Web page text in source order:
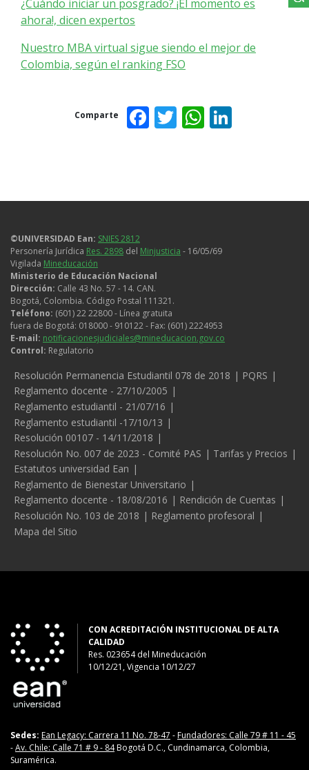
¿Cuándo iniciar un posgrado? ¡El momento es
ahora!, dicen expertos
Nuestro MBA virtual sigue siendo el mejor de
Colombia, según el ranking FSO
Comparte Facebook
Twitter
©UNIVERSIDAD Ean: SNIES 2812
Personería Jurídica Res. 2898 del Minjusticia - 16/05/69
Vigilada Mineducación
Ministerio de Educación Nacional
Dirección: Calle 43 No. 57 - 14. CAN.
Bogotá, Colombia. Código Postal 111321.
Teléfono: (601) 22 22800 - Línea gratuita
fuera de Bogotá: 018000 - 910122 - Fax: (601) 2224953
E-mail: notificacionesjudiciales@mineducacion.gov.co
Control: Regulatorio
Legales
Resolución Permanencia Estudiantil 078 de 2018
PQRS
Reglamento docente - 27/10/2005
Reglamento estudiantil - 21/07/16
Reglamento estudiantil -17/10/13
Resolución 00107 - 14/11/2018
Resolución No. 007 de 2023 - Comité PAS
Tarifas y Precios
Estatutos universidad Ean
Reglamento de Bienestar Universitario
Reglamento docente - 18/08/2016
Rendición de Cuentas
Resolución No. 103 de 2018
Reglamento profesoral
Mapa del Sitio
CON ACREDITACIÓN INSTITUCIONAL DE ALTA
CALIDAD
Res. 023654del Mineducación
10/12/21, Vigencia 10/12/27
Sedes: Ean Legacy: Carrera 11 No. 78-47 -Fundadores: Calle 79 # 11 - 45
-Av. Chile: Calle 71 # 9 - 84Bogotá D.C., Cundinamarca, Colombia,
Suramérica.